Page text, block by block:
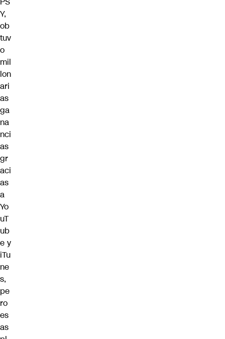
Y,
ob
tuv
o
mil
lon
ari
as
ga
na
nci
as
gr
aci
as
a
Yo
uT
ub
e y
iTu
ne
s,
pe
ro
es
as